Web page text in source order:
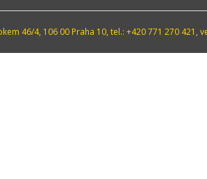
46/4, 106 00 Praha 10, tel.: +420 771 270 421,